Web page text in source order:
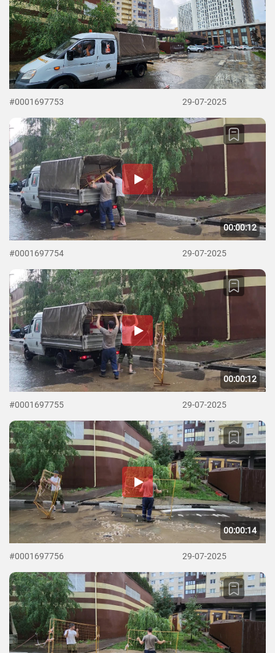
#0001697753 29-07-2025
00:00:12
#0001697754 29-07-2025
00:00:12
#0001697755 29-07-2025
00:00:14
#0001697756 29-07-2025